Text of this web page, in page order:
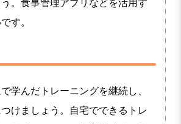
。食事管理アプリなどを活用す
す。
学んだトレーニングを継続し、
けましょう。自宅でできるトレ